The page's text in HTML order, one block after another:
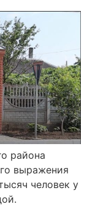
района
выражения
человек у